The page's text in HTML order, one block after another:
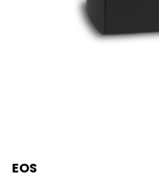
EOS